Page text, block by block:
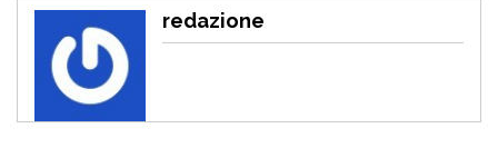
redazione